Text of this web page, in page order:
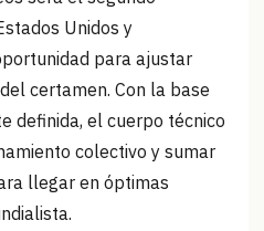
Unidos y
para ajustar
certamen. Con la base
definida, el cuerpo técnico
colectivo y sumar
llegar en óptimas